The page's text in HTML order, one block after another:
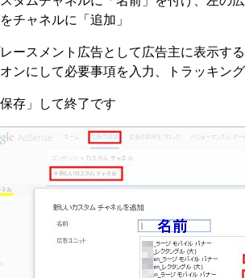
をチャネルに「追加」
ースメント広告として広告主に表示す
ンにして必要事項を入力、トラッキン
保存」して終了です